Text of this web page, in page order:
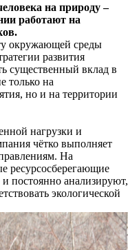
на природу –
работают на
окружающей среды
развития
существенный вклад в
только на
но и на территории
нагрузки и
чётко выполняет
На
ресурсосберегающие
постоянно анализируют,
экологической